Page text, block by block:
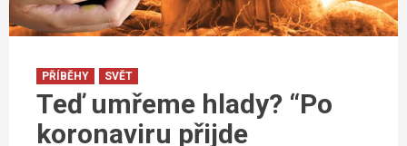
PŘÍBĚHY SVĚT
Teď umřeme hlady? “Po
koronaviru přijde